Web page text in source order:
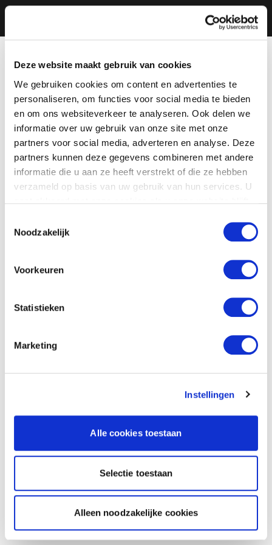
Deze website maakt gebruik van cookies
We gebruiken cookies om content en advertenties te
personaliseren, om functies voor social media te bieden
en om ons websiteverkeer te analyseren. Ook delen we
informatie over uw gebruik van onze site met onze
partners voor social media, adverteren en analyse. Deze
partners kunnen deze gegevens combineren met andere
informatie die u aan ze heeft verstrekt of die ze hebben
verzameld op basis van uw gebruik van hun services. U
Noodzakelijk
Voorkeuren
Statistieken
Marketing
Instellingen
Alle cookies toestaan
Selectie toestaan
Alleen noodzakelijke cookies